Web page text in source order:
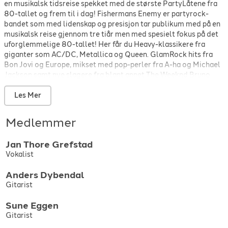
Van Halen-Jump-1984
Walk The Moon - Shut up and dance -2016
The Weeknd
Blinding Lights - 2019
en musikalsk tidsreise spekket med de største PartyLåtene fra
80-tallet og frem til i dag! Fishermans Enemy er partyrock-
bandet som med lidenskap og presisjon tar publikum med på en
musikalsk reise gjennom tre tiår men med spesielt fokus på det
uforglemmelige 80-tallet! Her får du Heavy-klassikere fra
giganter som AC/DC, Metallica og Queen. GlamRock hits fra
Bon Jovi og Europe, mikset med pop-perler fra A-ha og Michael
Jackson samt nye slagere fra blant annet The Weeknd Bruno
Mars og Kings of Leon! En bred og fengende settliste sikrer
feststemning fra første riff til siste refreng!
I front står Jan Thore Grefstad, kjent som en av landets råeste
deltakelse i TV2s The Voice, vokalist i det svenske metal-bandet
ikke minst de norske heavyrock-legendene TNT. Bak ham står et
erfarent og eksplosivt lag av musikere: Anders Dybendal på
Anders og Sune hverandre perfekt - en kraftpakke på to gitarer
som både bærer låtene og gir rom for lek, improvisasjon og ekte
som b.l.a Celebrate, The Claymords og PainCity. Frank Nordeng
Røe på trommer har bakgrunn fra Progmetal scenen, og har
Les Mer
Medlemmer
Jan Thore Grefstad
Vokalist
Anders Dybendal
Gitarist
Sune Eggen
Gitarist